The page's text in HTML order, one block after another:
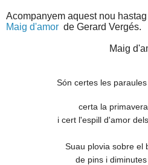
Acompanyem aquest nou
Maig d'amor de Gerard Vergés.
Maig
Són certes les
certa la
i cert l'espill d'amor
Suau plovia sobre el
de pins i